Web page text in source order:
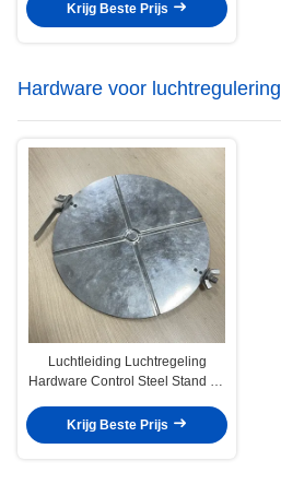
Krijg Beste Prijs
Hardware voor luchtregulering
Luchtleiding Luchtregeling
Hardware Control Steel Stand Off
Dampers
Krijg Beste Prijs